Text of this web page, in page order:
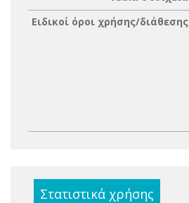
Ειδικοί όροι χρήσης/διάθεσης
Στατιστικά χρήσης